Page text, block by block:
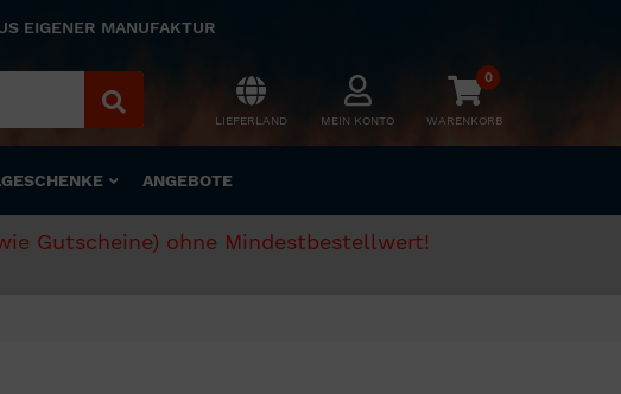
EIGENER MANUFAKTUR
LIEFERLAND MEIN KONTO
0
WARENKORB
ANGEBOTE
Gutscheine) ohne Mindestbestellwert!